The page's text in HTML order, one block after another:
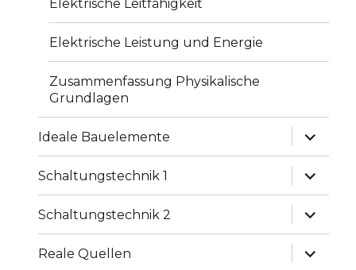
Elektrische Leitfähigkeit
Elektrische Leistung und Energie
Zusammenfassung Physikalische
Grundlagen
Ideale Bauelemente
Schaltungstechnik 1
Schaltungstechnik 2
Reale Quellen